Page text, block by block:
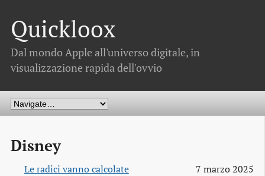
Quickloox
Dal mondo Apple all'universo digitale, in
visualizzazione rapida dell'ovvio
Disney
Le radici vanno calcolate
7 marzo 2025